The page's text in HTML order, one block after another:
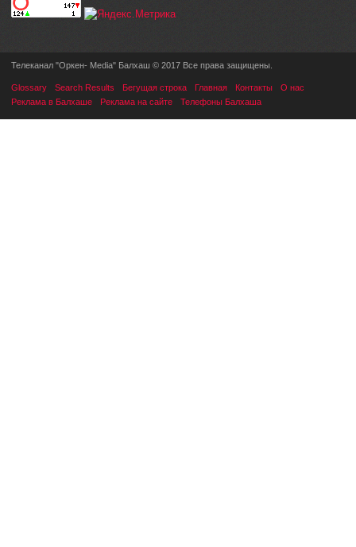
Телеканал "Оркен- Media" Балхаш © 2017 Все права защищены.
Glossary Search Results Бегущая строка Главная Контакты
О нас
Реклама в Балхаше
Реклама на сайте Телефоны Балхаша